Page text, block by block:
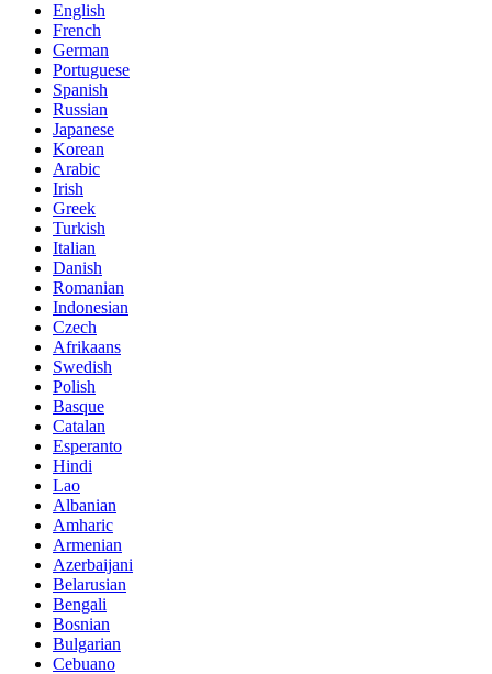
English
French
German
Portuguese
Spanish
Russian
Japanese
Korean
Arabic
Irish
Greek
Turkish
Italian
Danish
Romanian
Indonesian
Czech
Afrikaans
Swedish
Polish
Basque
Catalan
Esperanto
Hindi
Lao
Albanian
Amharic
Armenian
Azerbaijani
Belarusian
Bengali
Bosnian
Bulgarian
Cebuano